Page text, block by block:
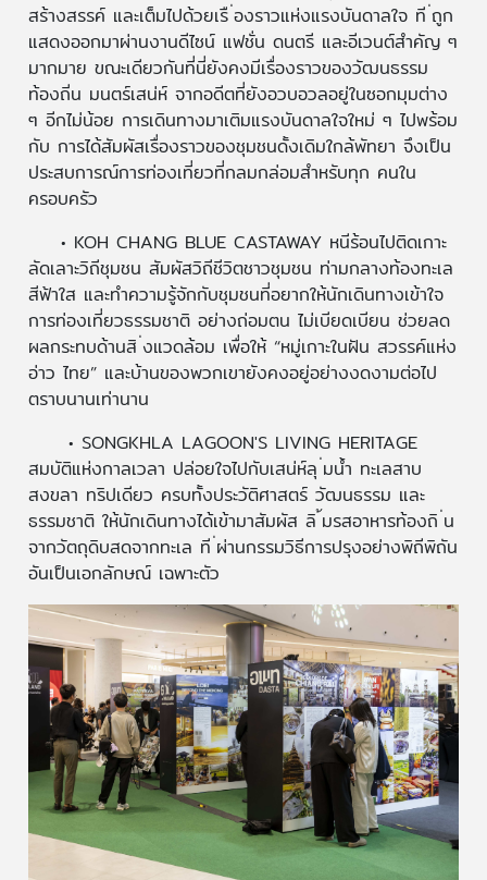
สร้างสรรค์ และเต็มไปด้วยเรื ่องราวแห่งแรงบันดาลใจ ที ่ถูก
แสดงออกมาผ่านงานดีไซน์ แฟชั่น ดนตรี และอีเวนต์สำคัญ ๆ
มากมาย ขณะเดียวกันที่นี่ยังคงมีเรื่องราวของวัฒนธรรม
ท้องถิ่น มนตร์เสน่ห์ จากอดีตที่ยังอวบอวลอยู่ในซอกมุมต่าง
ๆ อีกไม่น้อย การเดินทางมาเติมแรงบันดาลใจใหม่ ๆ ไปพร้อม
กับ การได้สัมผัสเรื่องราวของชุมชนดั้งเดิมใกล้พัทยา จึงเป็น
ประสบการณ์การท่องเที่ยวที่กลมกล่อมสำหรับทุก คนใน
ครอบครัว
• KOH CHANG BLUE CASTAWAY หนีร้อนไปติดเกาะ
ลัดเลาะวิถีชุมชน สัมผัสวิถีชีวิตชาวชุมชน ท่ามกลางท้องทะเล
สีฟ้าใส และทำความรู้จักกับชุมชนที่อยากให้นักเดินทางเข้าใจ
การท่องเที่ยวธรรมชาติ อย่างถ่อมตน ไม่เบียดเบียน ช่วยลด
ผลกระทบด้านสิ ่งแวดล้อม เพื่อให้ “หมู่เกาะในฝัน สวรรค์แห่ง
อ่าว ไทย” และบ้านของพวกเขายังคงอยู่อย่างงดงามต่อไป
ตราบนานเท่านาน
• SONGKHLA LAGOON'S LIVING HERITAGE
สมบัติแห่งกาลเวลา ปล่อยใจไปกับเสน่ห์ลุ ่มน้ำ ทะเลสาบ
สงขลา ทริปเดียว ครบทั้งประวัติศาสตร์ วัฒนธรรม และ
ธรรมชาติ ให้นักเดินทางได้เข้ามาสัมผัส ลิ ้มรสอาหารท้องถิ ่น
จากวัตถุดิบสดจากทะเล ที ่ผ่านกรรมวิธีการปรุงอย่างพิถีพิถัน
อันเป็นเอกลักษณ์ เฉพาะตัว